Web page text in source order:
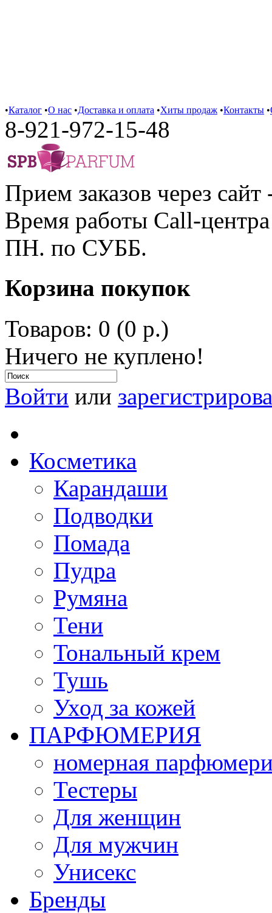
•Каталог •О нас •Доставка и оплата •Хиты продаж •Контакты •
8-921-972-15-48
Прием заказов через сайт
Время работы Call-
ПН. по СУББ.
Корзина покупок
Товаров: 0 (0 р.)
Ничего не куплено!
Войти или
Косметика
Карандаши
Подводки
Помада
Пудра
Румяна
Тени
Тональный крем
Тушь
Уход за кожей
ПАРФЮМЕРИЯ
номерная
Тестеры
Для женщин
Для мужчин
Унисекс
Бренды